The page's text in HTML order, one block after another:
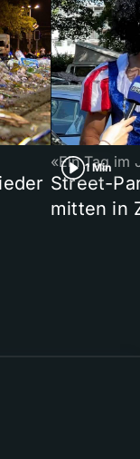
1 Min
«Ein Tag im
Street-
mitten in